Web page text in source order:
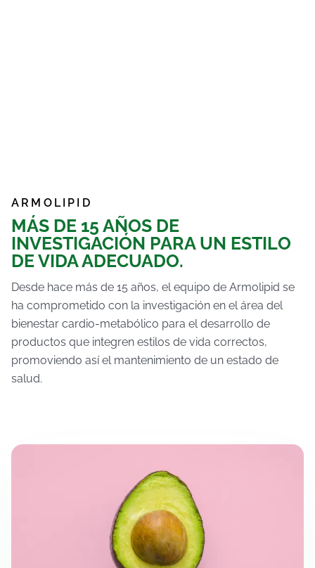
ARMOLIPID
MÁS DE 15 AÑOS DE
INVESTIGACIÓN PARA UN ESTILO
DE VIDA ADECUADO.
Desde hace más de 15 años, el equipo de Armolipid se
ha comprometido con la investigación en el área del
bienestar cardio-metabólico para el desarrollo de
productos que integren estilos de vida correctos,
promoviendo así el mantenimiento de un estado de
salud.